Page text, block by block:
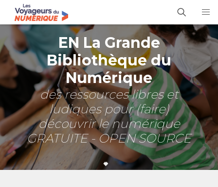
EN La Grande
Bibliothèque du
Numérique
des ressources libres et
ludiques pour (faire)
découvrir le numérique
GRATUITE - OPEN SOURCE